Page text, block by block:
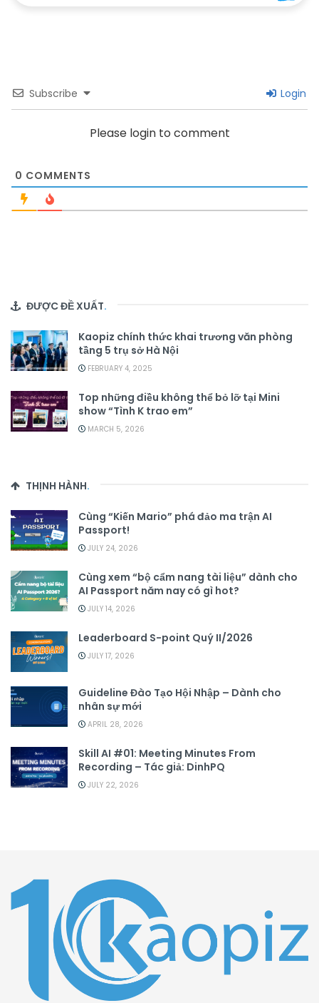
Subscribe Login
Please login to comment
0 COMMENTS
ĐƯỢC ĐỀ XUẤT.
Kaopiz chính thức khai trương văn phòng
tầng 5 trụ sở Hà Nội
FEBRUARY 4, 2025
Top những điều không thể bỏ lỡ tại Mini
show “Tình K trao em”
MARCH 5, 2026
THỊNH HÀNH.
Cùng “Kiến Mario” phá đảo ma trận AI
Passport!
JULY 24, 2026
Cùng xem “bộ cẩm nang tài liệu” dành cho
AI Passport năm nay có gì hot?
JULY 14, 2026
Leaderboard S-point Quý II/2026
JULY 17, 2026
Guideline Đào Tạo Hội Nhập – Dành cho
nhân sự mới
APRIL 28, 2026
Skill AI #01: Meeting Minutes From
Recording – Tác giả: DinhPQ
JULY 22, 2026